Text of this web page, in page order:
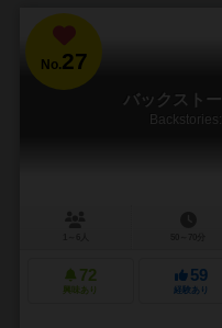
No.27
バックスト
72
興味あり
59
経験あり